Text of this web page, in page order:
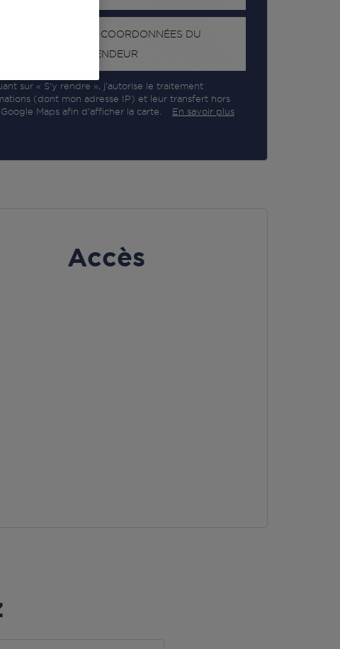
RECEVOIR LES COORDONNÉES DU
REVENDEUR
sur « S’y rendre », j’autorise le traitement
(dont mon adresse IP) et leur transfert hors
Maps afin d’afficher la carte.
En savoir plus
Accès